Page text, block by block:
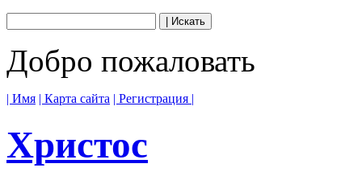
Добро пожаловать
| Имя | Карта сайта | Регистрация |
Христос